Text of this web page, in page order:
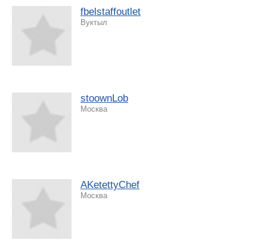
fbelstaffoutlet
Вуктыл
stoownLob
Москва
AKetettyChef
Москва